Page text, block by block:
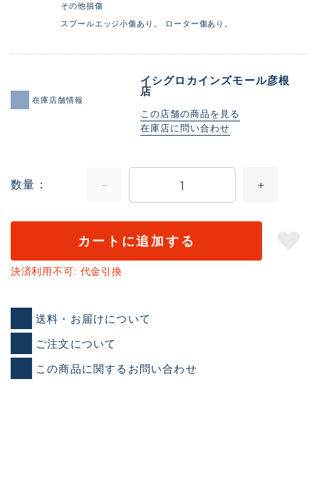
その他損傷
スプールエッジ小傷あり。 ローター傷あり。
在庫店舗情報
イシグロカインズモール彦根
店
この店舗の商品を見る
在庫店に問い合わせ
数量
カートに追加する
決済利用不可: 代金引換
送料・お届けについて
ご注文について
この商品に関するお問い合わせ